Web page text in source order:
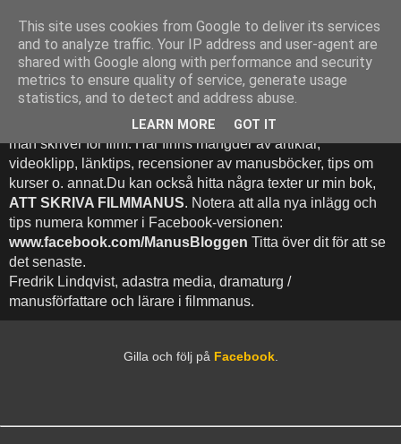
Att Skriva Filmmanus -
Bloggen
Denna blogg inehhåller runt 500 (!) inlägg med fokus på hur
man skriver för film. Här finns mängder av artiklar,
videoklipp, länktips, recensioner av manusböcker, tips om
kurser o. annat.Du kan också hitta några texter ur min bok,
ATT SKRIVA FILMMANUS. Notera att alla nya inlägg och
tips numera kommer i Facebook-versionen:
www.facebook.com/ManusBloggen Titta över dit för att se
det senaste.
Fredrik Lindqvist, adastra media, dramaturg /
manusförfattare och lärare i filmmanus.
Gilla och följ på Facebook.
This site uses cookies from Google to deliver its services
and to analyze traffic. Your IP address and user-agent are
shared with Google along with performance and security
metrics to ensure quality of service, generate usage
statistics, and to detect and address abuse.
LEARN MORE GOT IT